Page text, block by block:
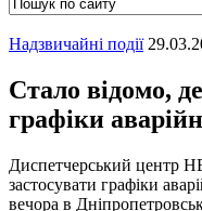
Надзвичайні події
Стало відомо,
графіки
Диспетчерський центр
застосувати графіки
вечора в